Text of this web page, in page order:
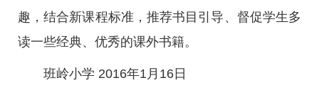
趣，结合新课程标准，推荐书目引导、督促学生多
读一些经典、优秀的课外书籍。
班岭小学 2016年1月16日